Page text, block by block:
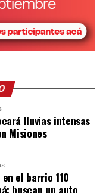
y cuidado de
Contrato de Trabajo
lluvias intensas
Misiones
el barrio 110
buscan un auto